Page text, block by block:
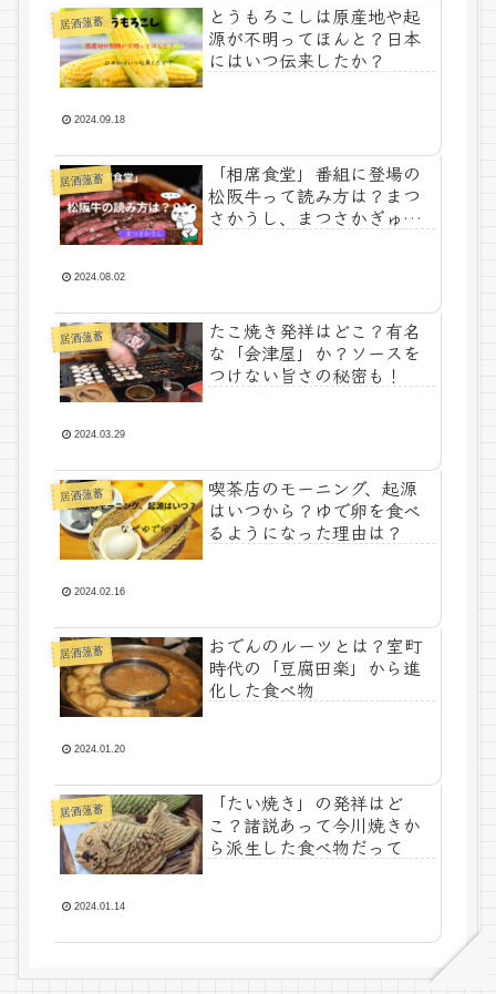
居酒薀蓄
とうもろこしは原産地や起
源が不明ってほんと？日本
にはいつ伝来したか？
2024.09.18
居酒薀蓄
「相席食堂」番組に登場の
松阪牛って読み方は？まつ
さかうし、まつさかぎゅ
2024.08.02
居酒薀蓄
たこ焼き発祥はどこ？有名
な「会津屋」か？ソースを
つけない旨さの秘密も！
2024.03.29
居酒薀蓄
喫茶店のモーニング、起源
はいつから？ゆで卵を食べ
るようになった理由は？
2024.02.16
居酒薀蓄
おでんのルーツとは？室町
時代の「豆腐田楽」から進
化した食べ物
2024.01.20
居酒薀蓄
「たい焼き」の発祥はど
こ？諸説あって今川焼きか
ら派生した食べ物だって
2024.01.14